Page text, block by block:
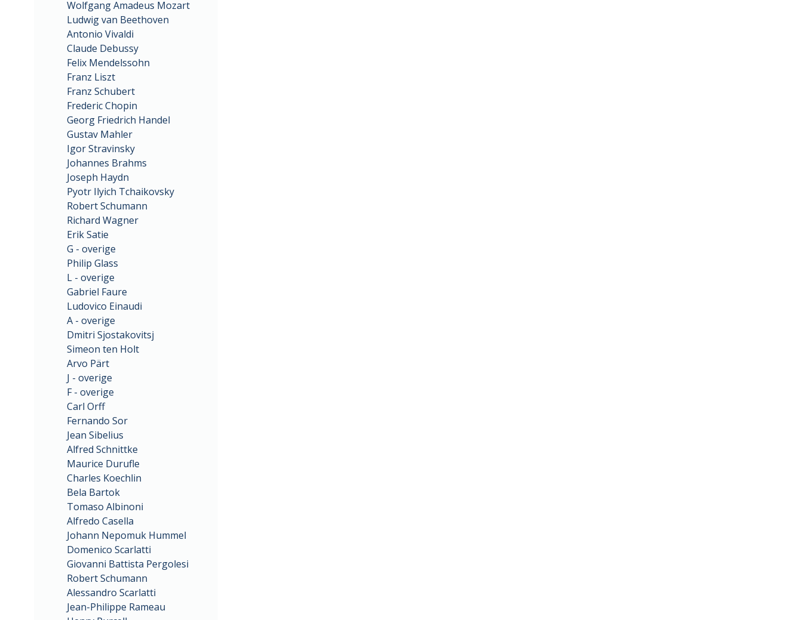
Wolfgang Amadeus Mozart
Ludwig van Beethoven
Antonio Vivaldi
Claude Debussy
Felix Mendelssohn
Franz Liszt
Franz Schubert
Frederic Chopin
Georg Friedrich Handel
Gustav Mahler
Igor Stravinsky
Johannes Brahms
Joseph Haydn
Pyotr Ilyich Tchaikovsky
Robert Schumann
Richard Wagner
Erik Satie
G - overige
Philip Glass
L - overige
Gabriel Faure
Ludovico Einaudi
A - overige
Dmitri Sjostakovitsj
Simeon ten Holt
Arvo Pärt
J - overige
F - overige
Carl Orff
Fernando Sor
Jean Sibelius
Alfred Schnittke
Maurice Durufle
Charles Koechlin
Bela Bartok
Tomaso Albinoni
Alfredo Casella
Johann Nepomuk Hummel
Domenico Scarlatti
Giovanni Battista Pergolesi
Robert Schumann
Alessandro Scarlatti
Jean-Philippe Rameau